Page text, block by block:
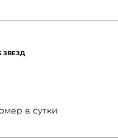
ЗВЕЗД
в сутки